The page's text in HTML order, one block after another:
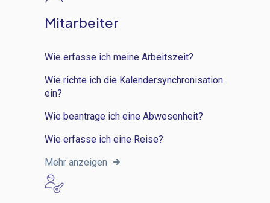
Mitarbeiter
Wie erfasse ich meine Arbeitszeit?
Wie richte ich die Kalendersynchronisation
ein?
Wie beantrage ich eine Abwesenheit?
Wie erfasse ich eine Reise?
Mehr anzeigen